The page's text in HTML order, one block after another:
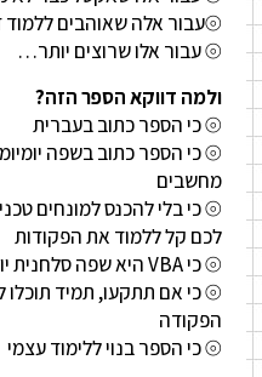
⦾עבור אלה שאוהבים
⦾ עבור אלו שרוצים יותר…
ולמה דווקא הספר הזה?
⦾ כי הספר כתוב בעברית
⦾ כי הספר כתוב בשפה
מחשבים
⦾ כי בלי להכנס למונחים
לכם קל ללמוד את הפקודות
⦾ כי VBA היא שפה סלחנית יותר משפות תכנות אחרות
⦾ כי אם תתקעו, תמיד
הפקודה
⦾ כי הספר בנוי ללימוד עצמי